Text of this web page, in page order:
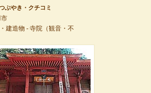
ぶやき・クチコミ
建造物 - 寺院（観音・不